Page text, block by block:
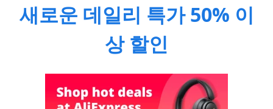
새로운 데일리 특가 50% 이
상 할인